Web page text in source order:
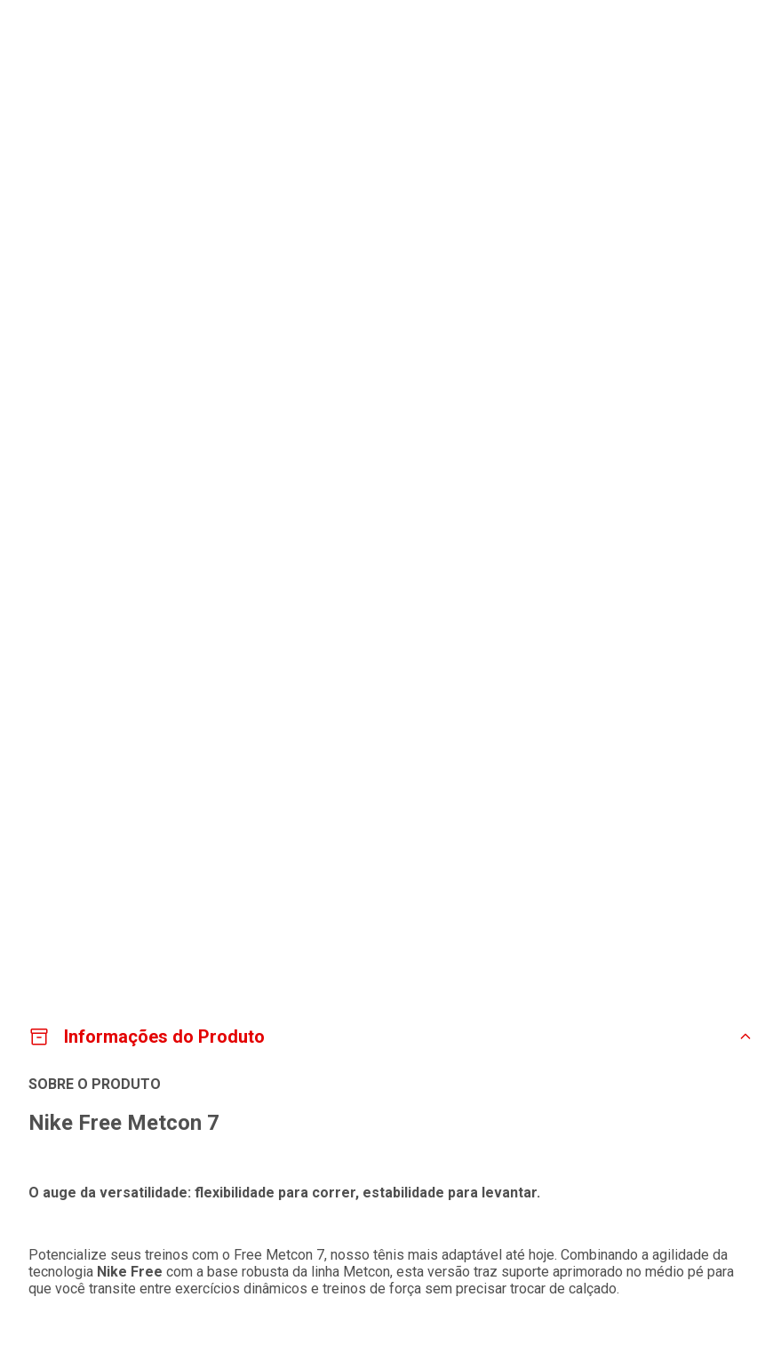
Informações do Produto
SOBRE O PRODUTO
Nike Free Metcon 7
O auge da versatilidade: flexibilidade para correr, estabilidade para levantar.
Potencialize seus treinos com o Free Metcon 7, nosso tênis mais adaptável até hoje. Combinando a agilidade da
tecnologia Nike Free com a base robusta da linha Metcon, esta versão traz suporte aprimorado no médio pé para
que você transite entre exercícios dinâmicos e treinos de força sem precisar trocar de calçado.